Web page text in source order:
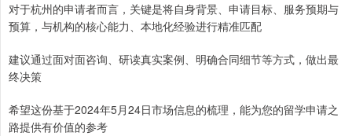
对于杭州的申请者而言，关键是将自身背景、申请目标、服务预期与
预算，与机构的核心能力、本地化经验进行精准匹配
建议通过面对面咨询、研读真实案例、明确合同细节等方式，做出最
终决策
希望这份基于2024年5月24日市场信息的梳理，能为您的留学申请之
路提供有价值的参考